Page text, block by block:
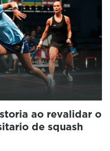
ao revalidar o
de squash